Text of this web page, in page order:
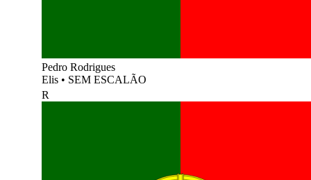
Pedro Rodrigues
Elis • SEM ESCALÃO
R